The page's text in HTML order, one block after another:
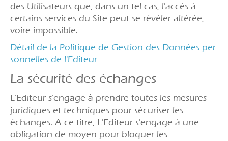
des Utilisateurs que, dans un tel cas, l'accès à
certains services du Site peut se révéler altérée,
voire impossible.
Détail de la Politique de Gestion des Données per
sonnelles de l'Editeur
La sécurité des échanges
L'Editeur s'engage à prendre toutes les mesures
juridiques et techniques pour sécuriser les
échanges. A ce titre, L'Editeur s'engage à une
obligation de moyen pour bloquer les